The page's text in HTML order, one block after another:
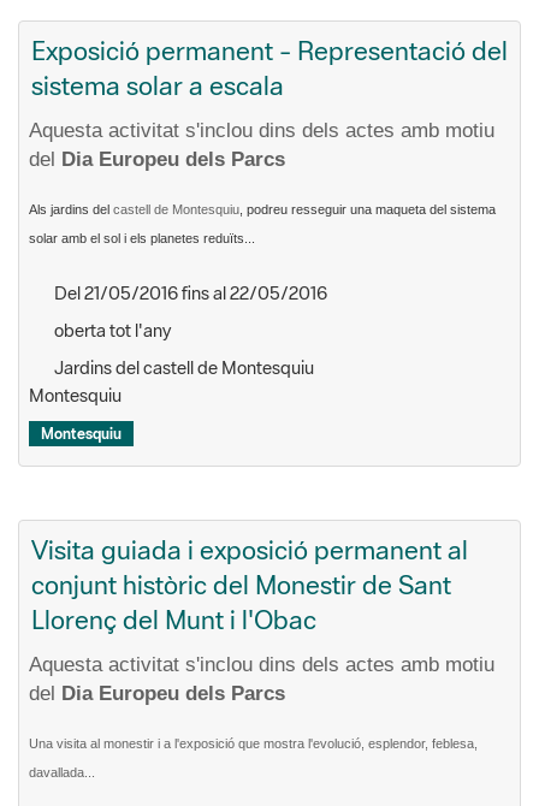
Exposició permanent - Representació del
sistema solar a escala
Aquesta activitat s'inclou dins dels actes amb motiu
del Dia Europeu dels Parcs
Als jardins del castell de Montesquiu , podreu resseguir una maqueta del sistema
solar amb el sol i els planetes reduïts...
Del 21/05/2016 fins al 22/05/2016
oberta tot l'any
Jardins del castell de Montesquiu
Montesquiu
Montesquiu
Visita guiada i exposició permanent al
conjunt històric del Monestir de Sant
Llorenç del Munt i l'Obac
Aquesta activitat s'inclou dins dels actes amb motiu
del Dia Europeu dels Parcs
Una visita al monestir i a l'exposició que mostra l'evolució, esplendor, feblesa,
davallada...